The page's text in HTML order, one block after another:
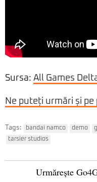
Sursa: All Games
Ne puteți urmări și
Tags: bandai namco demo
tarsier studios
Urmărește